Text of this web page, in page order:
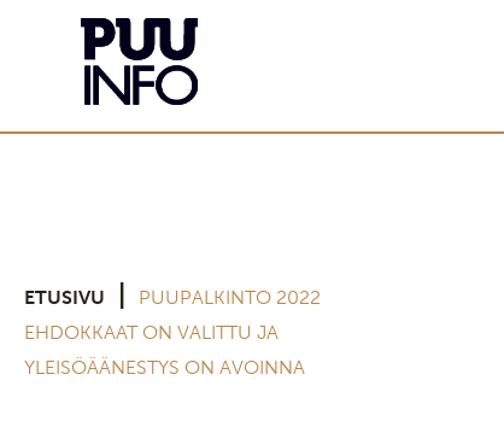
ETUSIVU
PUUPALKINTO 2022
EHDOKKAAT ON VALITTU JA
YLEISÖÄÄNESTYS ON AVOINNA